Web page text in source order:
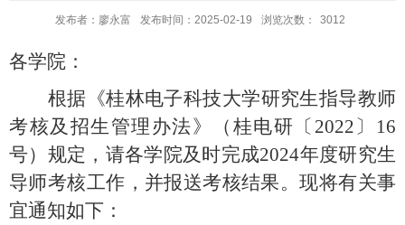
发布者：廖永富 发布时间：2025-02-19 浏览次数： 3012
各学院：
根据《桂林电子科技大学研究生指导教师
考核及招生管理办法》（桂电研
〔2022〕16
号）规定，请各学院及时完成2024年度研究生
导师考核工作，并报送考核结果。现将有关事
宜通知如下：